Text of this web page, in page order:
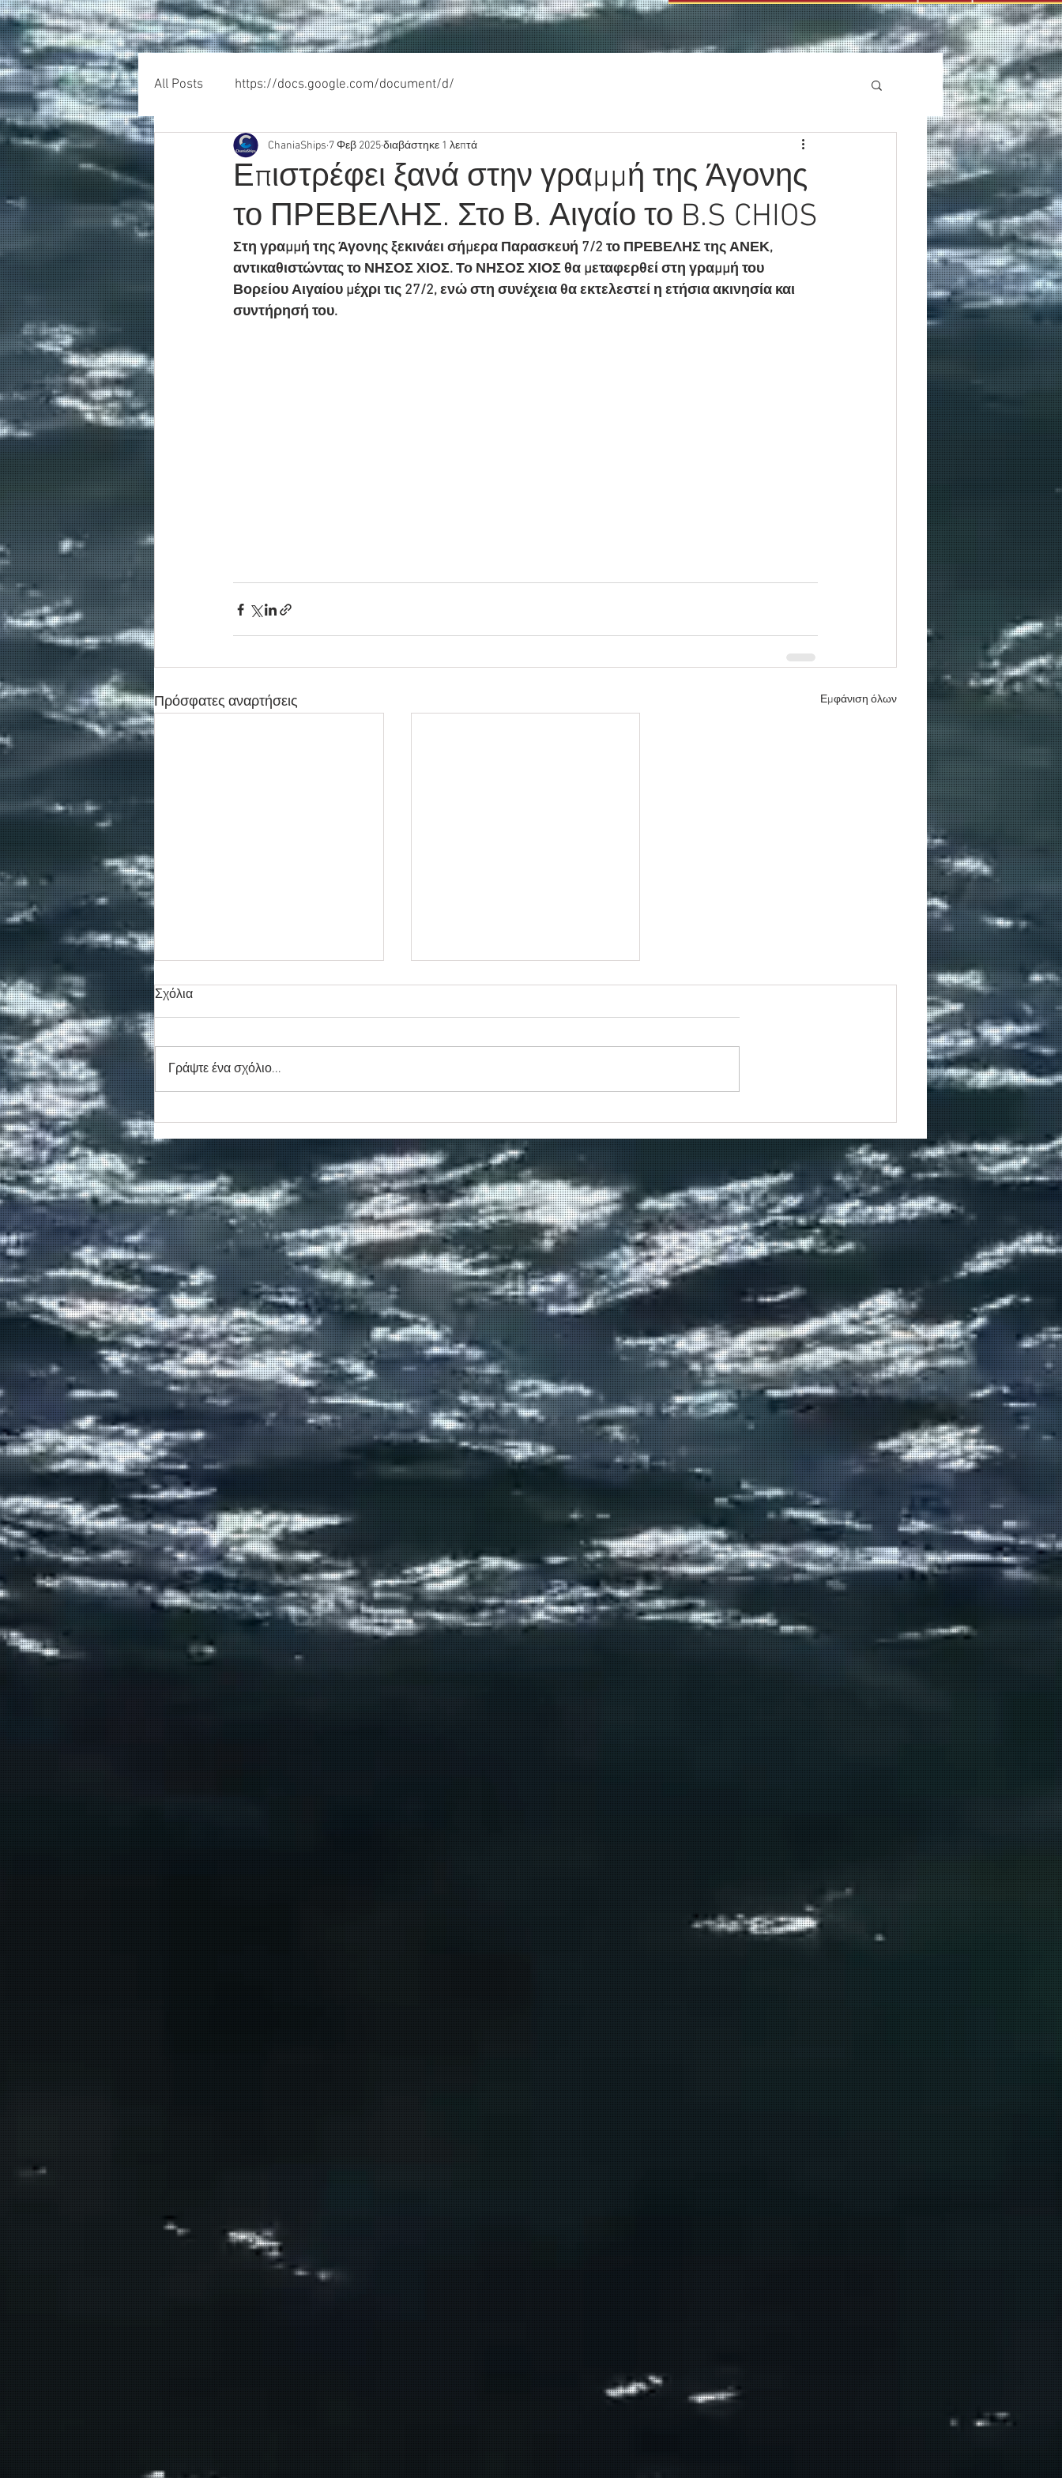
All Posts https://docs.google.com/document/d/
Επιστρέφει ξανά στην γραμμή της Άγονης
το ΠΡΕΒΕΛΗΣ. Στο Β. Αιγαίο το B.S CHIOS
ChaniaShips 7 Φεβ 2025διαβάστηκε 1 λεπτά
Στη γραμμή της Άγονης ξεκινάει σήμερα Παρασκευή 7/2 το ΠΡΕΒΕΛΗΣ της ΑΝΕΚ,
αντικαθιστώντας το ΝΗΣΟΣ ΧΙΟΣ. Το ΝΗΣΟΣ ΧΙΟΣ θα μεταφερθεί στη γραμμή του
Βορείου Αιγαίου μέχρι τις 27/2, ενώ στη συνέχεια θα εκτελεστεί η ετήσια ακινησία και
συντήρησή του.
Πρόσφατες αναρτήσεις Εμφάνιση όλων
Κασσελάκη στο λιμάνι της
Σούδας
μεταφοράς μεταναστών από τη
Σούδα
Σχόλια
Γράψτε ένα σχόλιο...